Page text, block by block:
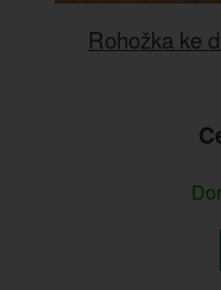
Rohožka ke